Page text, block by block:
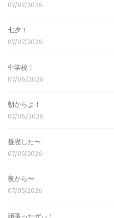
07/07/2026
七夕！
07/07/2026
中学校！
07/06/2026
朝からよ！
07/06/2026
昼寝した〜
07/05/2026
夜から〜
07/05/2026
頑張ったぜぃ！